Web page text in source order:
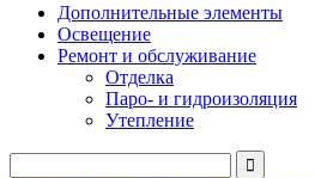
Дополнительные элементы
Освещение
Ремонт и обслуживание
Отделка
Паро- и гидроизоляция
Утепление